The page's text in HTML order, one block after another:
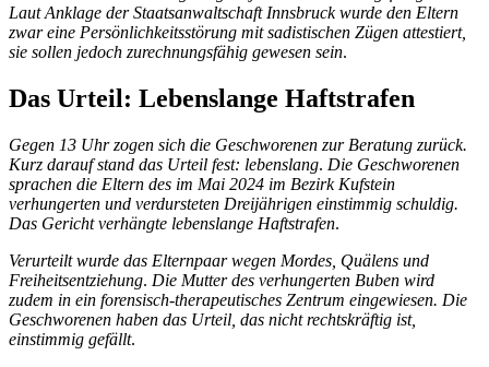
Laut Anklage der Staatsanwaltschaft Innsbruck wurde den Eltern
zwar eine Persönlichkeitsstörung mit sadistischen Zügen attestiert,
sie sollen jedoch zurechnungsfähig gewesen sein.
Das Urteil: Lebenslange Haftstrafen
Gegen 13 Uhr zogen sich die Geschworenen zur Beratung zurück.
Kurz darauf stand das Urteil fest: lebenslang. Die Geschworenen
sprachen die Eltern des im Mai 2024 im Bezirk Kufstein
verhungerten und verdursteten Dreijährigen einstimmig schuldig.
Das Gericht verhängte lebenslange Haftstrafen.
Verurteilt wurde das Elternpaar wegen Mordes, Quälens und
Freiheitsentziehung. Die Mutter des verhungerten Buben wird
zudem in ein forensisch-therapeutisches Zentrum eingewiesen. Die
Geschworenen haben das Urteil, das nicht rechtskräftig ist,
einstimmig gefällt.